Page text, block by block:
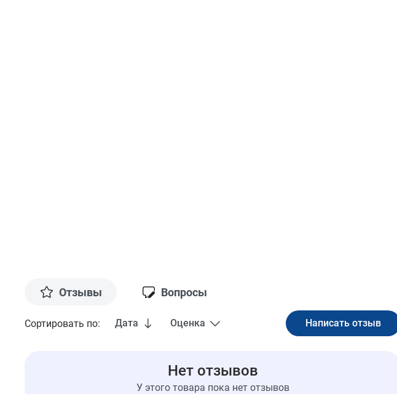
Отзывы Вопросы
Сортировать по: Дата Оценка
Нет отзывов
У этого товара пока нет отзывов